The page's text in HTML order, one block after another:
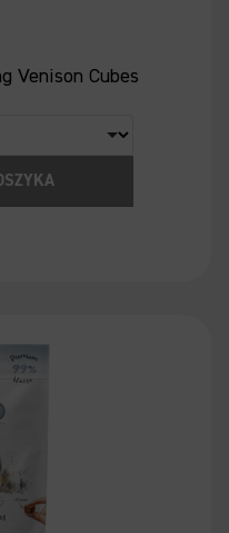
Venison Cubes